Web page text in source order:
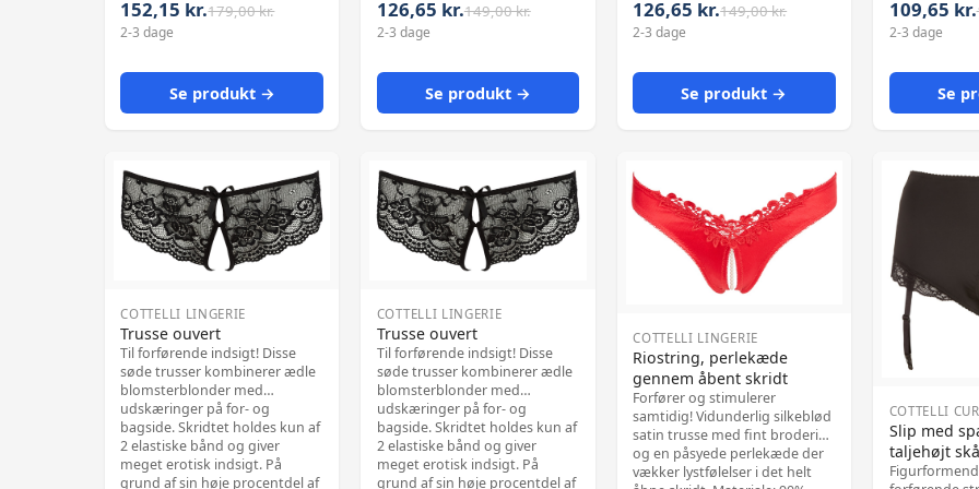
åbne skridt. Materiale: 90%
polyamid, 10% elasthan.
152,15 kr.179,00 kr.
2-3 dage
Se produkt →
stropper. Uden strømper. 90%
polyamid, 10% elastan.
126,65 kr.149,00 kr.
2-3 dage
Se produkt →
stropper. Uden strømper. 90%
polyamid, 10% elastan.
126,65 kr.149,00 kr.
2-3 dage
Se produkt →
grund af sin
elastan er
109,65 kr.
2-3 dage
Se
COTTELLI LINGERIE
Trusse ouvert
Til forførende indsigt! Disse
søde trusser kombinerer ædle
blomsterblonder med
udskæringer på for- og
bagside. Skridtet holdes kun af
2 elastiske bånd og giver
meget erotisk indsigt. På
grund af sin høje procentdel af
COTTELLI LINGERIE
Trusse ouvert
Til forførende indsigt! Disse
søde trusser kombinerer ædle
blomsterblonder med
udskæringer på for- og
bagside. Skridtet holdes kun af
2 elastiske bånd og giver
meget erotisk indsigt. På
grund af sin høje procentdel af
COTTELLI LINGERIE
Riostring, perlekæde
gennem åbent skridt
Forfører og stimulerer
samtidig! Vidunderlig silkeblød
satin trusse med fint broderi
og en påsyede perlekæde der
vækker lystfølelser i det helt
COTTELLI
Slip med
taljehøjt